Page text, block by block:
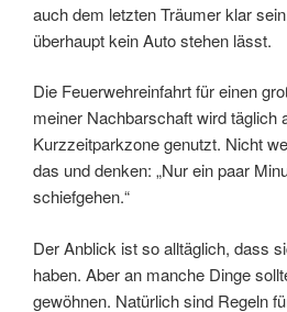
auch dem letzten Träumer klar
überhaupt kein Auto stehen lässt.
Die Feuerwehreinfahrt für einen
meiner Nachbarschaft wird täglich
Kurzzeitparkzone genutzt. Nicht
das und denken: „Nur ein paar
schiefgehen.“
Der Anblick ist so alltäglich, dass
haben. Aber an manche Dinge
gewöhnen. Natürlich sind Regeln